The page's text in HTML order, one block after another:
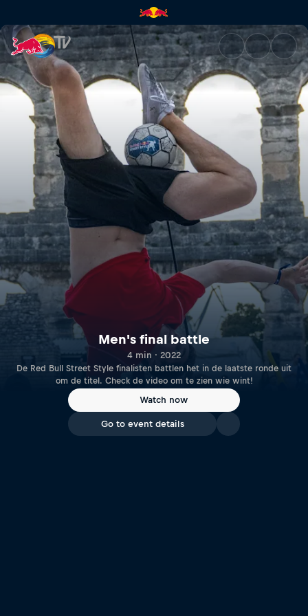
Men's final battle | Red Bull
Men's final battle
4 min · 2022
De Red Bull Street Style finalisten battlen het in de laatste ronde uit
om de titel. Check de video om te zien wie wint!
Watch now
Go to event details